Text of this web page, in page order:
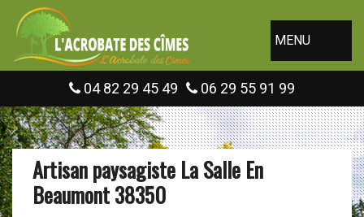
MENU
04 82 29 45 49 06 29 55 91 99
Artisan paysagiste La Salle En
Beaumont 38350